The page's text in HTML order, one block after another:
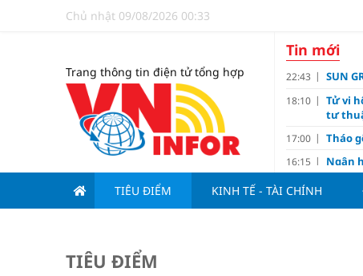
Chủ nhật 09/08/2026 00:33
Trang thông tin điện tử tổng hợp
Tin mới
22:43 SUN
18:10
Tử vi
tư
17:00 Tháo
16:15 Ngân
14:10
Tín
TIÊU ĐIỂM KINH TẾ - TÀI CHÍNH
TIÊU ĐIỂM